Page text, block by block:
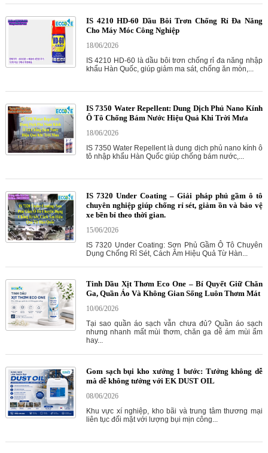
IS 4210 HD-60 Dầu Bôi Trơn Chống Rỉ Đa Năng
Cho Máy Móc Công Nghiệp
18/06/2026
IS 4210 HD-60 là dầu bôi trơn chống rỉ đa năng nhập
khẩu Hàn Quốc, giúp giảm ma sát, chống ăn mòn,...
IS 7350 Water Repellent: Dung Dịch Phủ Nano Kính
Ô Tô Chống Bám Nước Hiệu Quả Khi Trời Mưa
18/06/2026
IS 7350 Water Repellent là dung dịch phủ nano kính ô
tô nhập khẩu Hàn Quốc giúp chống bám nước,...
IS 7320 Under Coating – Giải pháp phủ gầm ô tô
chuyên nghiệp giúp chống rỉ sét, giảm ồn và bảo vệ
xe bền bỉ theo thời gian.
15/06/2026
IS 7320 Under Coating: Sơn Phủ Gầm Ô Tô Chuyên
Dụng Chống Rỉ Sét, Cách Âm Hiệu Quả Từ Hàn...
Tinh Dầu Xịt Thơm Eco One – Bí Quyết Giữ Chăn
Ga, Quần Áo Và Không Gian Sống Luôn Thơm Mát
10/06/2026
Tại sao quần áo sạch vẫn chưa đủ? Quần áo sạch
nhưng nhanh mất mùi thơm, chăn ga dễ ám mùi ẩm
hay...
Gom sạch bụi kho xưởng 1 bước: Tưởng không dễ
mà dễ không tưởng với EK DUST OIL
08/06/2026
Khu vực xí nghiệp, kho bãi và trung tâm thương mại
liên tục đối mặt với lượng bụi mịn công...